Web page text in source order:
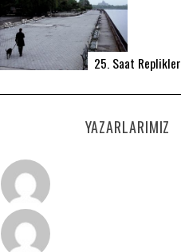
25. Saat Replikler
YAZARLARIMIZ